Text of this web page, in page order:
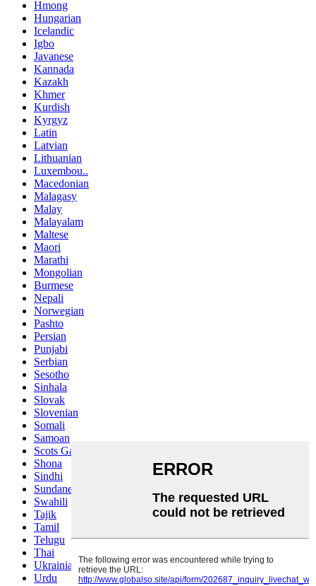
Hmong
Hungarian
Icelandic
Igbo
Javanese
Kannada
Kazakh
Khmer
Kurdish
Kyrgyz
Latin
Latvian
Lithuanian
Luxembou..
Macedonian
Malagasy
Malay
Malayalam
Maltese
Maori
Marathi
Mongolian
Burmese
Nepali
Norwegian
Pashto
Persian
Punjabi
Serbian
Sesotho
Sinhala
Slovak
Slovenian
Somali
Samoan
Scots Gaelic
Shona
Sindhi
Sundanese
Swahili
Tajik
Tamil
Telugu
Thai
Ukrainian
Urdu